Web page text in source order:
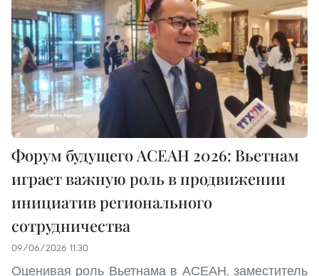
Форум будущего АСЕАН 2026: Вьетнам
играет важную роль в продвижении
инициатив регионального
сотрудничества
09/06/2026 11:30
Оценивая роль Вьетнама в АСЕАН, заместитель